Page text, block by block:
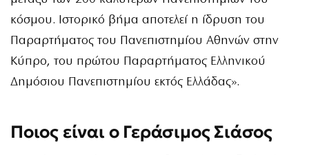
κόσμου. Ιστορικό βήμα αποτελεί η ίδρυση του
Παραρτήματος του Πανεπιστημίου Αθηνών στην
Κύπρο, του πρώτου Παραρτήματος Ελληνικού
Δημόσιου Πανεπιστημίου εκτός Ελλάδας».
Ποιος είναι ο Γεράσιμος Σιάσος